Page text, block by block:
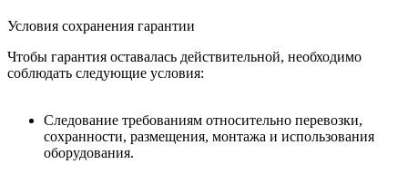
Условия сохранения гарантии
Чтобы гарантия оставалась действительной, необходимо
соблюдать следующие условия:
Следование требованиям относительно перевозки,
сохранности, размещения, монтажа и использования
оборудования.